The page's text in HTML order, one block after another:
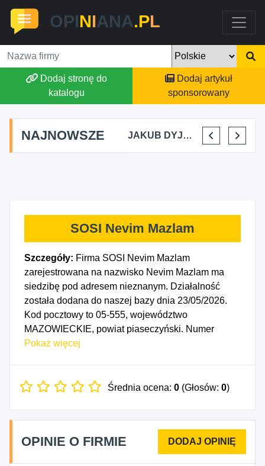
OPINIANA.PL
Dodaj stronę do
katalogu
Dodaj artykuł
sponsorowany
NAJNOWSZE
MARTA BRACHA JAKUB DYJAKIEWICZ POLISH LODA ELENA MAKARCHIK
SOSI Nevim Mazlam
Szczegóły: Firma SOSI Nevim Mazlam
zarejestrowana na nazwisko Nevim Mazlam ma
siedzibę pod adresem nieznanym. Działalność
została dodana do naszej bazy dnia 23/05/2026.
Kod pocztowy to 05-555, województwo
MAZOWIECKIE, powiat piaseczyński. Numer
Identyfikacji Podatkowej NIP to 9591840735, a
działalności gospodarczej przypada na dzień
prowadzona w wyspecjalizowanych sklepach,
4771Z - Sprzedaż detaliczna odzieży prowadzona
w wyspecjalizowanych sklepach.
Pokaż więcej
Średnia ocena: 0 (Głosów: 0)
OPINIE O FIRMIE